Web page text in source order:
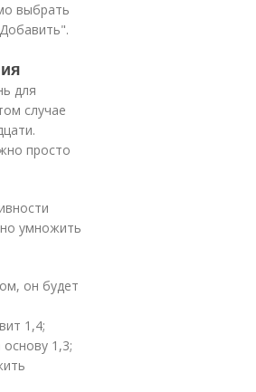
выбрать
для
случае
просто
умножить
он будет
1,4;
1,3;